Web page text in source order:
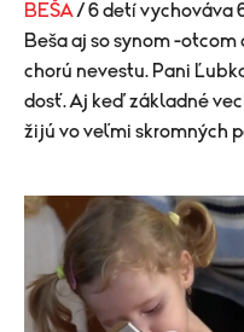
BEŠA / 6 detí vychováva
Beša aj so synom -
chorú nevestu. Pani
dosť. Aj keď základné
žijú vo veľmi skromných